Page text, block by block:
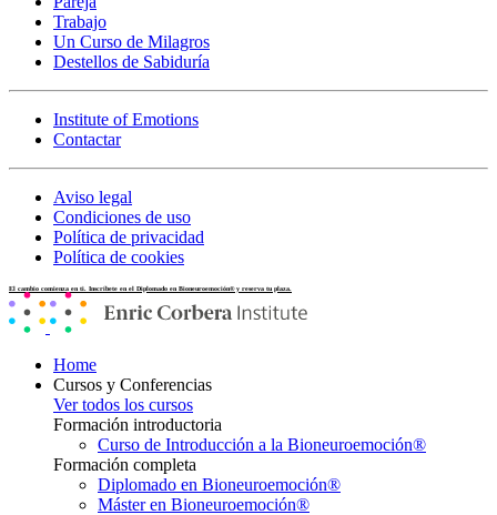
Trabajo
Un Curso de Milagros
Destellos de Sabiduría
Institute of Emotions
Contactar
Aviso legal
Condiciones de uso
Política de privacidad
Política de cookies
El cambio comienza en ti. Inscríbete en el Diplomado en Bioneuroemoción® y reserva tu plaza.
Home
Cursos y Conferencias
Ver todos los cursos
Formación introductoria
Curso de Introducción a la Bioneuroemoción®
Formación completa
Diplomado en Bioneuroemoción®
Máster en Bioneuroemoción®